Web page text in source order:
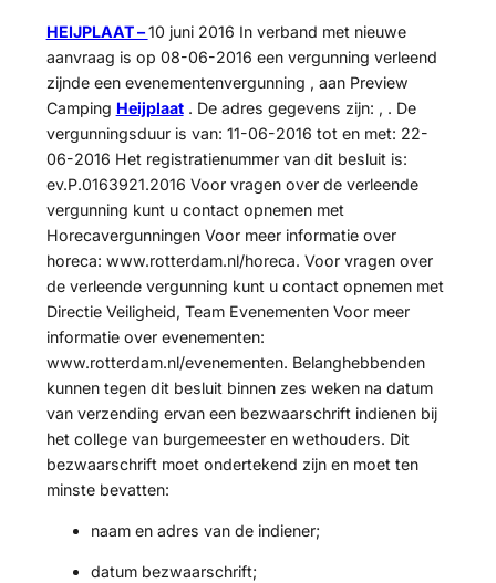
HEIJPLAAT –10 juni 2016 In verband met nieuwe
aanvraag is op 08-06-2016 een vergunning verleend
zijnde een evenementenvergunning , aan Preview
Camping Heijplaat. De adres gegevens zijn: , . De
vergunningsduur is van: 11-06-2016 tot en met: 22-
06-2016 Het registratienummer van dit besluit is:
ev.P.0163921.2016 Voor vragen over de verleende
vergunning kunt u contact opnemen met
Horecavergunningen Voor meer informatie over
horeca: www.rotterdam.nl/horeca. Voor vragen over
de verleende vergunning kunt u contact opnemen met
Directie Veiligheid, Team Evenementen Voor meer
informatie over evenementen:
www.rotterdam.nl/evenementen. Belanghebbenden
kunnen tegen dit besluit binnen zes weken na datum
van verzending ervan een bezwaarschrift indienen bij
het college van burgemeester en wethouders. Dit
bezwaarschrift moet ondertekend zijn en moet ten
minste bevatten:
naam en adres van de indiener;
datum bezwaarschrift;